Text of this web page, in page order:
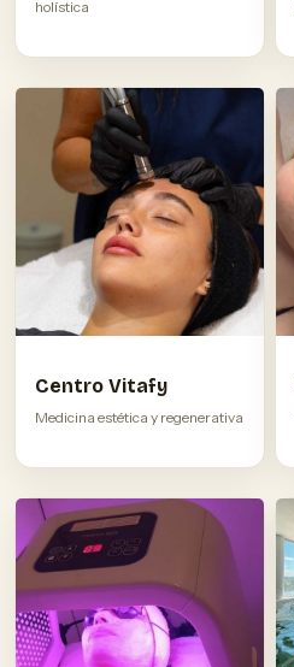
holística
Centro Vitafy
Medicina estética y regenerativa